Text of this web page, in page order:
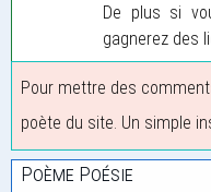
De plus si
gagnerez des
Pour mettre des
poète du site. Un simple
Poème Poésie